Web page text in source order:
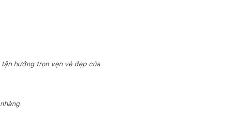
hưởng trọn vẹn vẻ đẹp của